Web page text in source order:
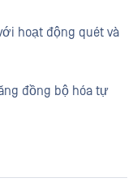
hoạt động quét và
đồng bộ hóa tự